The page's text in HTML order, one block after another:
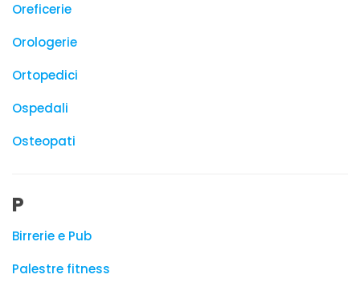
Oreficerie
Orologerie
Ortopedici
Ospedali
Osteopati
P
Birrerie e Pub
Palestre fitness